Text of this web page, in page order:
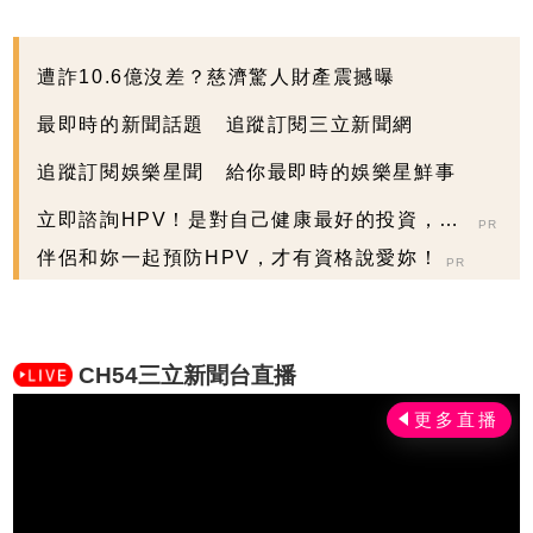
遭詐10.6億沒差？慈濟驚人財產震撼曝
最即時的新聞話題 追蹤訂閱三立新聞網
追蹤訂閱娛樂星聞 給你最即時的娛樂星鮮事
立即諮詢HPV！是對自己健康最好的投資，把
握現在不嫌晚...
PR
伴侶和妳一起預防HPV，才有資格說愛妳！ PR
CH54三立新聞台直播